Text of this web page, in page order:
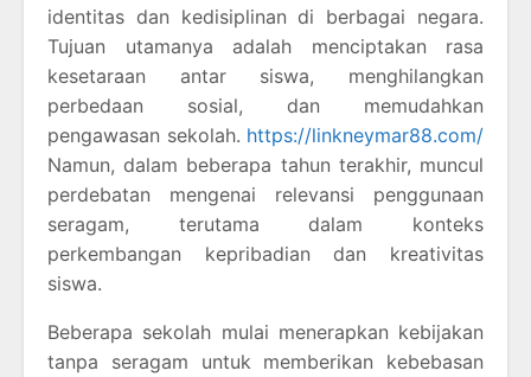
identitas dan kedisiplinan di berbagai negara.
Tujuan utamanya adalah menciptakan rasa
kesetaraan antar siswa, menghilangkan
perbedaan sosial, dan memudahkan
pengawasan sekolah. https://linkneymar88.com/
Namun, dalam beberapa tahun terakhir, muncul
perdebatan mengenai relevansi penggunaan
seragam, terutama dalam konteks
perkembangan kepribadian dan kreativitas
siswa.
Beberapa sekolah mulai menerapkan kebijakan
tanpa seragam untuk memberikan kebebasan